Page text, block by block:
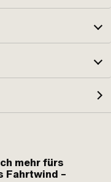
mehr fürs
Fahrtwind –